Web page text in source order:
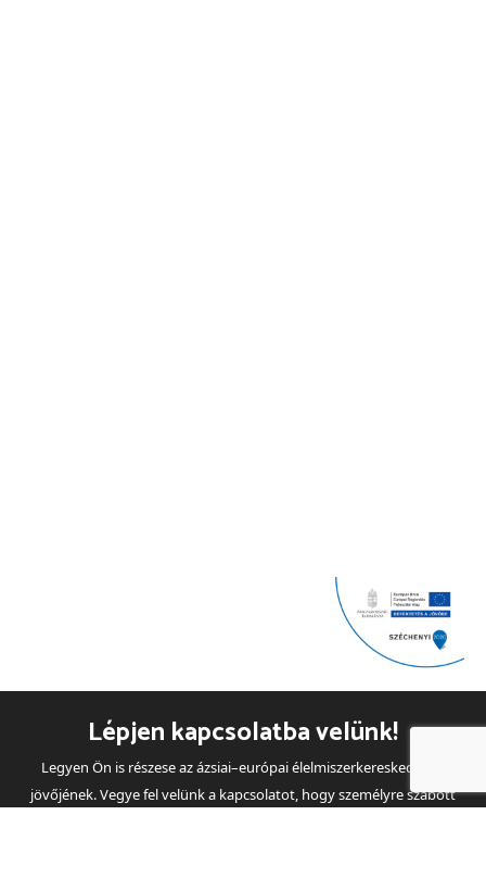
Lépjen kapcsolatba velünk!
Legyen Ön is részese az ázsiai–európai élelmiszerkereskedelem
jövőjének. Vegye fel velünk a kapcsolatot, hogy személyre szabott